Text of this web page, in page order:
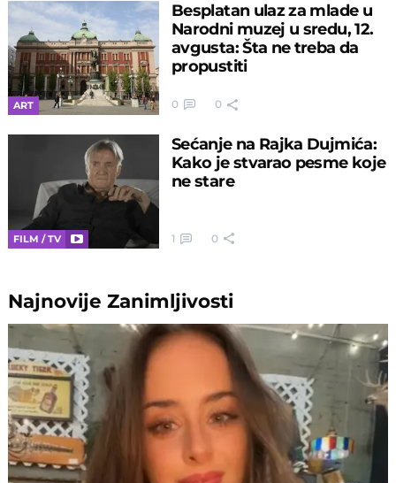
ART
Besplatan ulaz za mlade u
Narodni muzej u sredu, 12.
avgusta: Šta ne treba da
propustiti
0 0
FILM / TV
Sećanje na Rajka Dujmića:
Kako je stvarao pesme koje
ne stare
1 0
NajnovijeZanimljivosti